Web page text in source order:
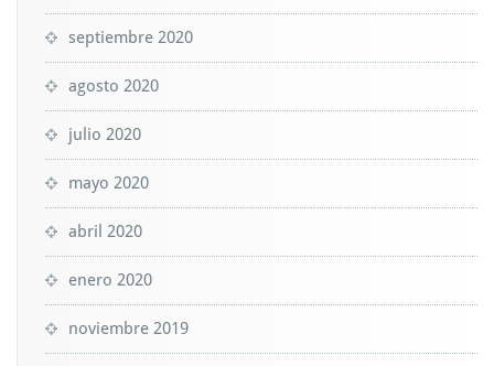
septiembre 2020
agosto 2020
julio 2020
mayo 2020
abril 2020
enero 2020
noviembre 2019